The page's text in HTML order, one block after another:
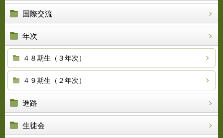
国際交流
年次
４８期生（３年次）
４９期生（２年次）
進路
生徒会